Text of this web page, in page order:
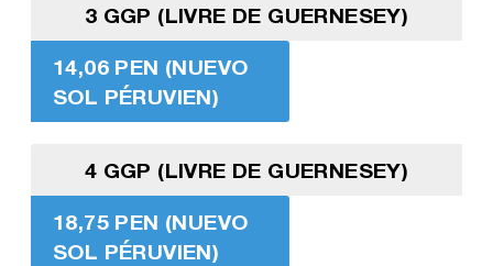
3 GGP (LIVRE DE GUERNESEY)
14,06 PEN (NUEVO
SOL PÉRUVIEN)
4 GGP (LIVRE DE GUERNESEY)
18,75 PEN (NUEVO
SOL PÉRUVIEN)